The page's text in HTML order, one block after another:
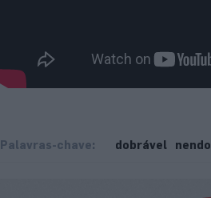
Palavras-chave: dobrável nendo